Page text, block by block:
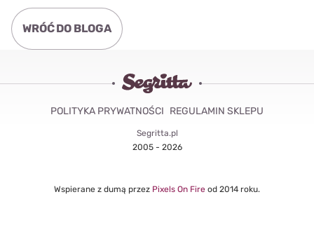
WRÓĆ DO BLOGA
Segritta.pl
2005 - 2026
POLITYKA PRYWATNOŚCI REGULAMIN SKLEPU
Wspierane z dumą przez Pixels On Fire od 2014 roku.